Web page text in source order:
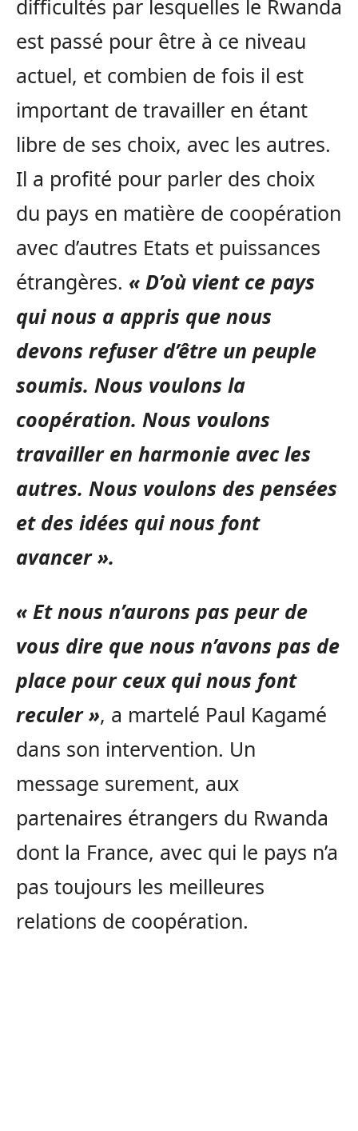
difficultés par lesquelles le Rwanda
est passé pour être à ce niveau
actuel, et combien de fois il est
important de travailler en étant
libre de ses choix, avec les autres.
Il a profité pour parler des choix
du pays en matière de coopération
avec d’autres Etats et puissances
étrangères. « D’où vient ce pays
qui nous a appris que nous
devons refuser d’être un peuple
soumis. Nous voulons la
coopération. Nous voulons
travailler en harmonie avec les
autres. Nous voulons des pensées
et des idées qui nous font
avancer ».
« Et nous n’aurons pas peur de
vous dire que nous n’avons pas de
place pour ceux qui nous font
reculer », a martelé Paul Kagamé
dans son intervention. Un
message surement, aux
partenaires étrangers du Rwanda
dont la France, avec qui le pays n’a
pas toujours les meilleures
relations de coopération.